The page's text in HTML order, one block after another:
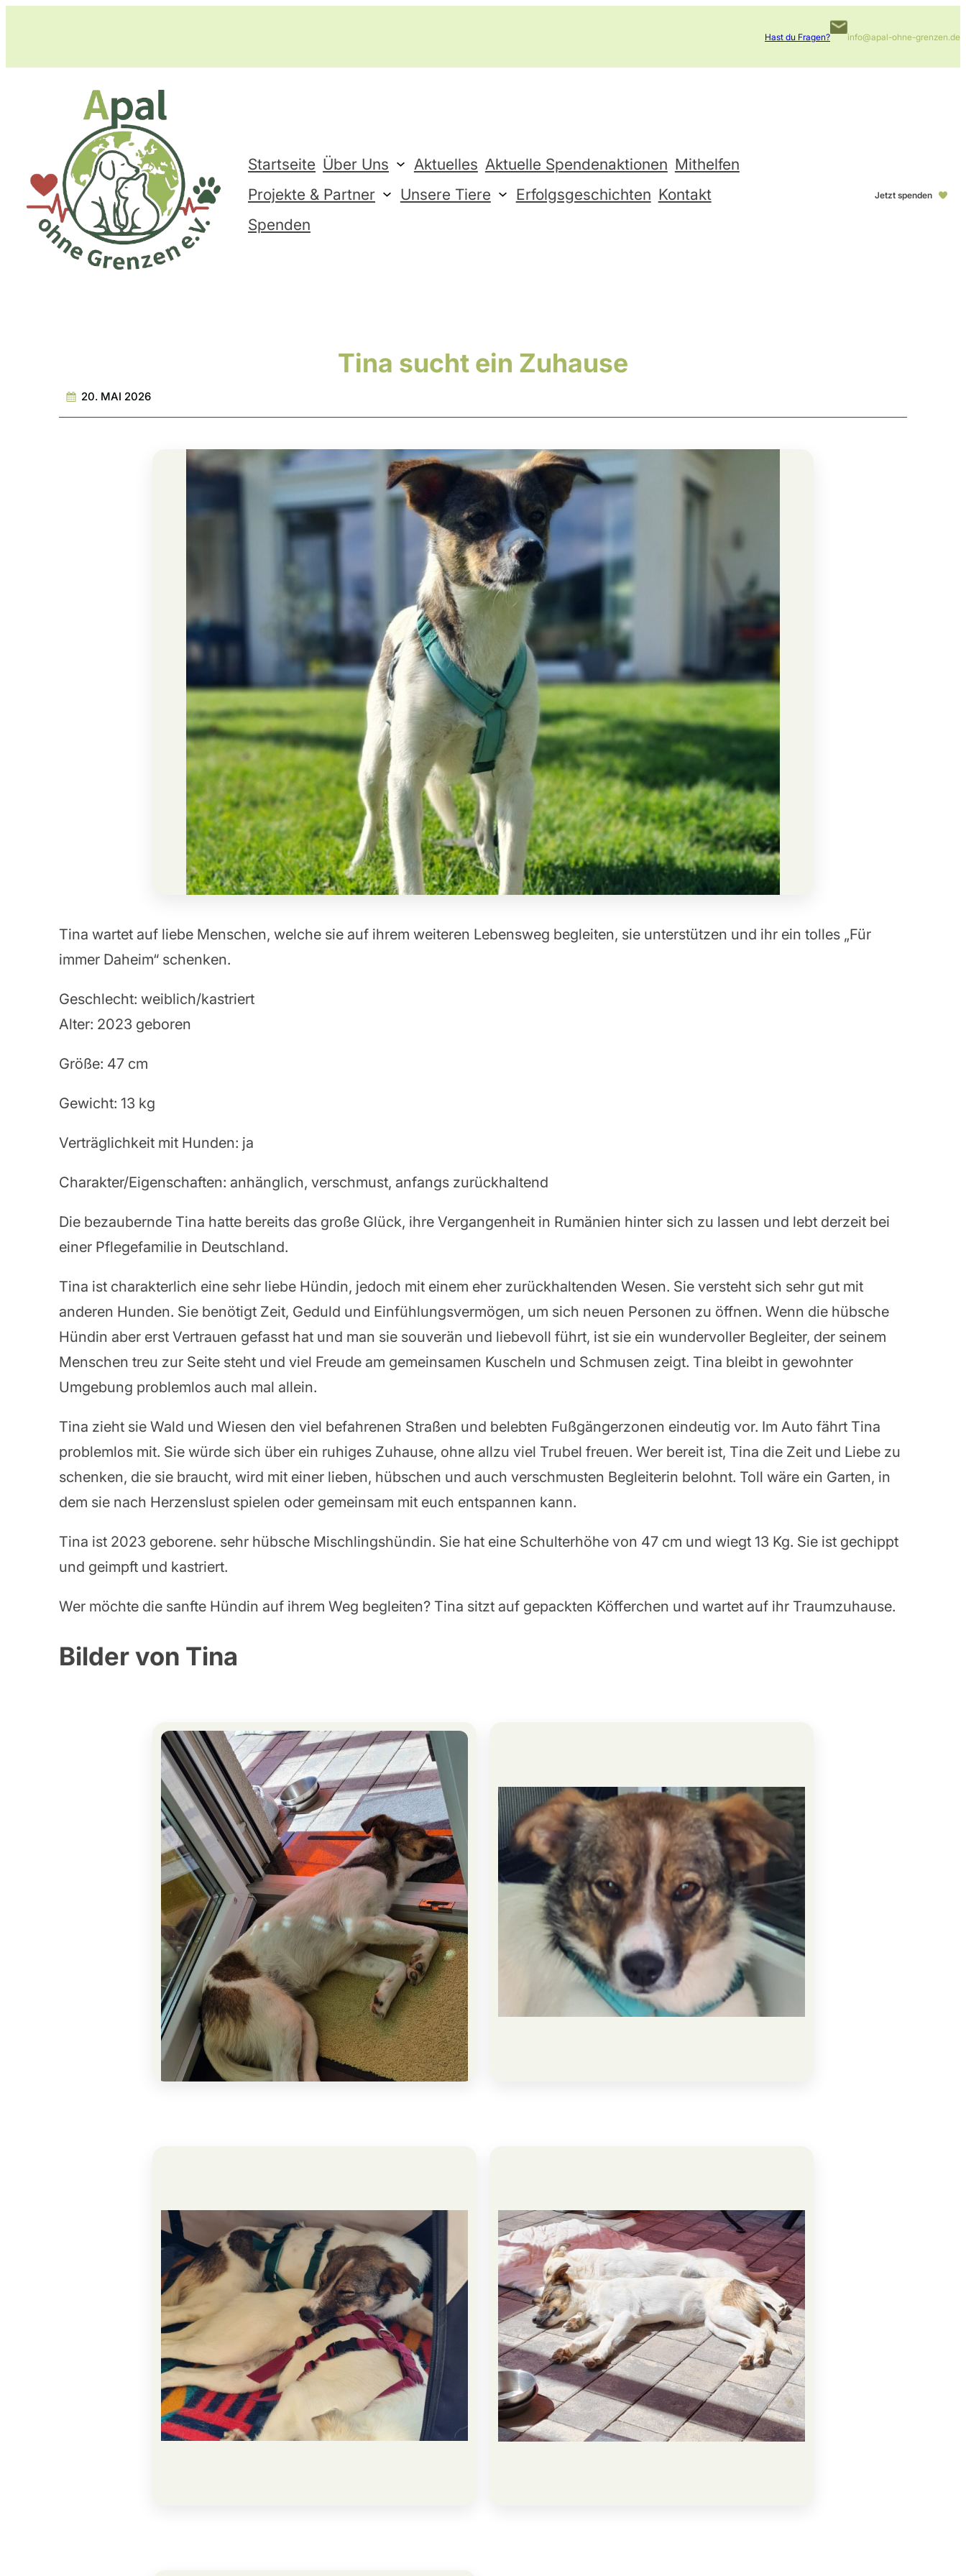
springen
Hast du Fragen? info@apal-ohne-grenzen.de
Startseite Über Uns Aktuelles Aktuelle Spendenaktionen Mithelfen
Projekte & Partner
Unsere Tiere Erfolgsgeschichten Kontakt
Spenden
Jetzt spenden
Tina sucht ein Zuhause
20. MAI 2026
Tina wartet auf liebe Menschen, welche sie auf ihrem weiteren Lebensweg begleiten, sie unterstützen und ihr ein tolles „Für
immer Daheim“ schenken.
Geschlecht: weiblich/kastriert
Alter: 2023 geboren
Größe: 47 cm
Gewicht: 13 kg
Verträglichkeit mit Hunden: ja
Charakter/Eigenschaften: anhänglich, verschmust, anfangs zurückhaltend
Die bezaubernde Tina hatte bereits das große Glück, ihre Vergangenheit in Rumänien hinter sich zu lassen und lebt derzeit bei
einer Pflegefamilie in Deutschland.
Tina ist charakterlich eine sehr liebe Hündin, jedoch mit einem eher zurückhaltenden Wesen. Sie versteht sich sehr gut mit
anderen Hunden. Sie benötigt Zeit, Geduld und Einfühlungsvermögen, um sich neuen Personen zu öffnen. Wenn die hübsche
Hündin aber erst Vertrauen gefasst hat und man sie souverän und liebevoll führt, ist sie ein wundervoller Begleiter, der seinem
Menschen treu zur Seite steht und viel Freude am gemeinsamen Kuscheln und Schmusen zeigt. Tina bleibt in gewohnter
Umgebung problemlos auch mal allein.
Tina zieht sie Wald und Wiesen den viel befahrenen Straßen und belebten Fußgängerzonen eindeutig vor. Im Auto fährt Tina
problemlos mit. Sie würde sich über ein ruhiges Zuhause, ohne allzu viel Trubel freuen. Wer bereit ist, Tina die Zeit und Liebe zu
schenken, die sie braucht, wird mit einer lieben, hübschen und auch verschmusten Begleiterin belohnt. Toll wäre ein Garten, in
dem sie nach Herzenslust spielen oder gemeinsam mit euch entspannen kann.
Tina ist 2023 geborene. sehr hübsche Mischlingshündin. Sie hat eine Schulterhöhe von 47 cm und wiegt 13 Kg. Sie ist gechippt
und geimpft und kastriert.
Wer möchte die sanfte Hündin auf ihrem Weg begleiten? Tina sitzt auf gepackten Köfferchen und wartet auf ihr Traumzuhause.
Bilder von Tina